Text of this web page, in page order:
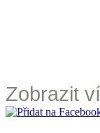
Zobrazit